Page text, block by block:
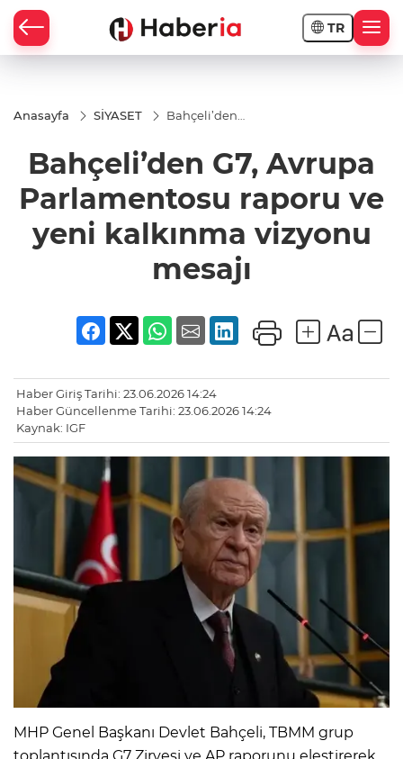
TR
Anasayfa SİYASET
Bahçeli’den
raporu ve yeni
kalkınma
vizyonu
mesajı
Bahçeli’den G7, Avrupa
Parlamentosu raporu ve
yeni kalkınma vizyonu
mesajı
Haber Giriş Tarihi: 23.06.2026 14:24
Haber Güncellenme Tarihi: 23.06.2026 14:24
Kaynak: IGF
MHP Genel Başkanı Devlet Bahçeli, TBMM grup